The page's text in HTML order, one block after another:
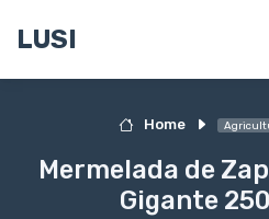
LUSI
Home
Mermelada de
Gigante